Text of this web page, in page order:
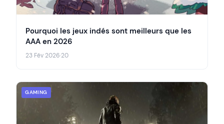
Pourquoi les jeux indés sont meilleurs que les
AAA en 2026
23 Fév 2026·20
GAMING